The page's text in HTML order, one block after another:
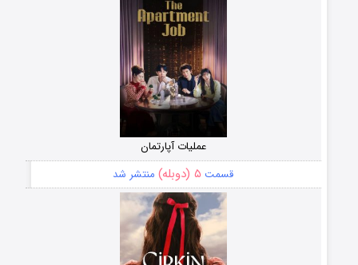
عملیات آپارتمان
قسمت ۵ (دوبله) منتشر شد